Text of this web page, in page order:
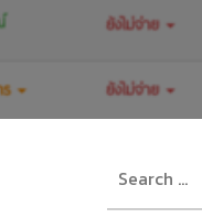
for: